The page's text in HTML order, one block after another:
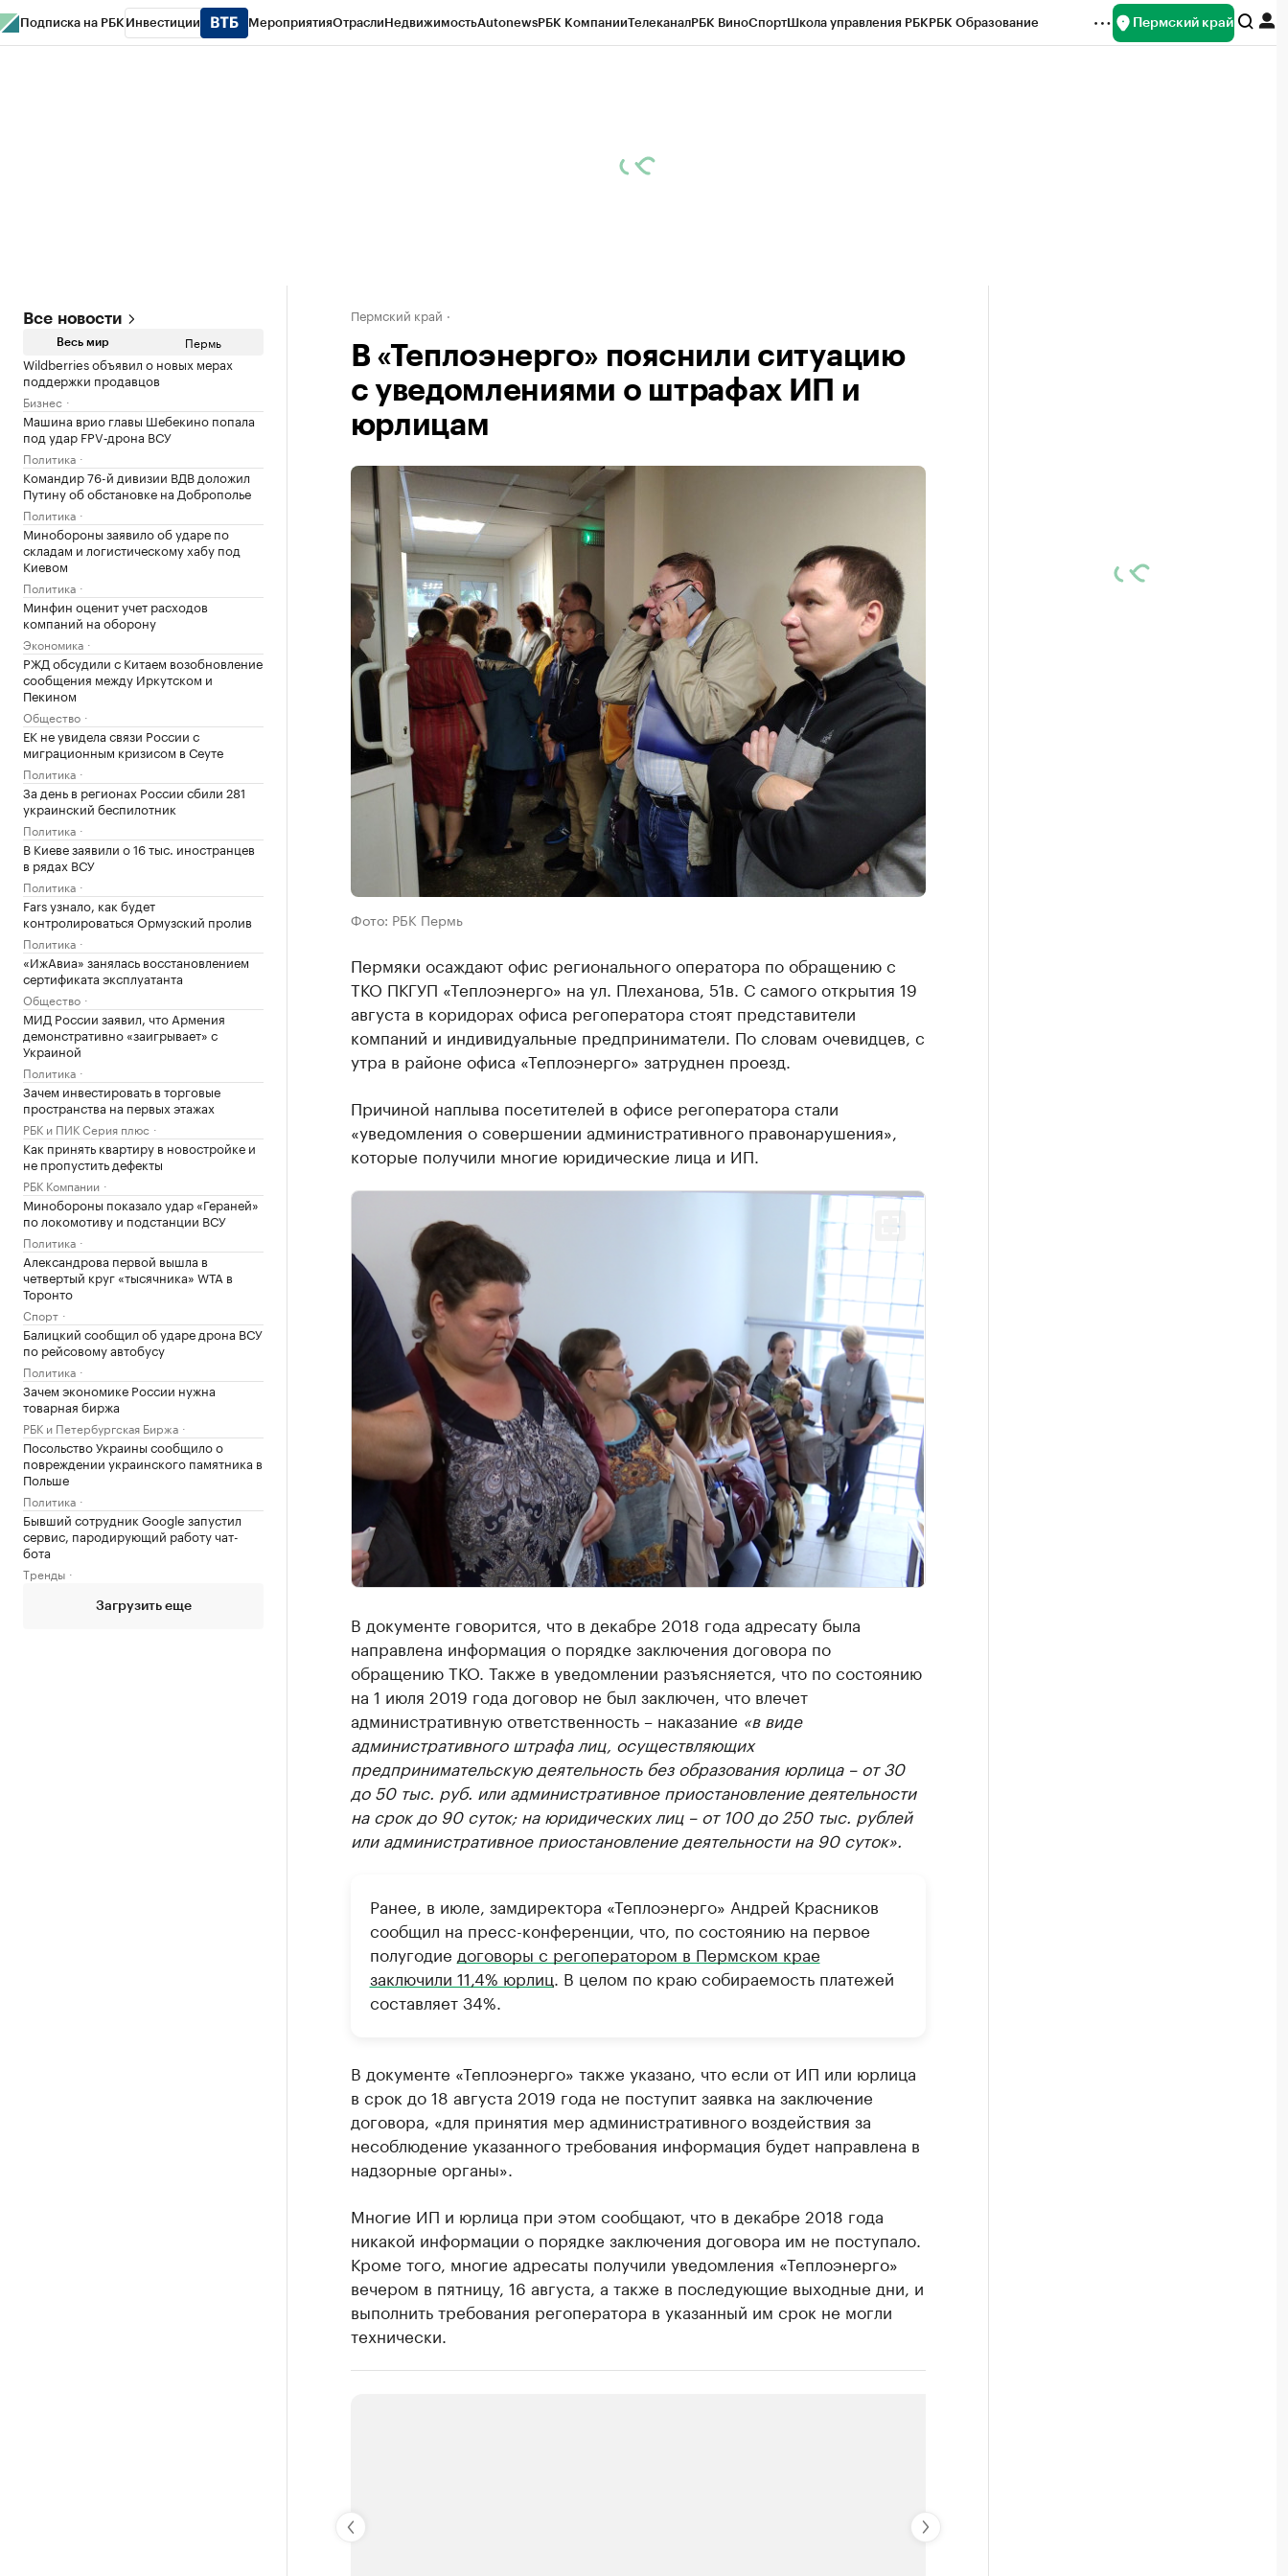
Подписка на РБК Инвестиции МероприятияОтраслиНедвижимостьAutonewsРБК КомпанииТелеканалРБК ВиноСпортШкола управления РБКРБК Образование Пермский край
Все новости
Весь мир Пермь
Wildberries объявил о новых мерах
поддержки продавцов
Бизнес
Машина врио главы Шебекино попала
под удар FPV‑дрона ВСУ
Политика
Командир 76-й дивизии ВДВ доложил
Путину об обстановке на Доброполье
Политика
Минобороны заявило об ударе по
складам и логистическому хабу под
Киевом
Политика
Минфин оценит учет расходов
компаний на оборону
Экономика
РЖД обсудили с Китаем возобновление
сообщения между Иркутском и
Пекином
Общество
ЕК не увидела связи России с
миграционным кризисом в Сеуте
Политика
За день в регионах России сбили 281
украинский беспилотник
Политика
В Киеве заявили о 16 тыс. иностранцев
в рядах ВСУ
Политика
Fars узнало, как будет
контролироваться Ормузский пролив
Политика
«ИжАвиа» занялась восстановлением
сертификата эксплуатанта
Общество
МИД России заявил, что Армения
демонстративно «заигрывает» с
Украиной
Политика
Зачем инвестировать в торговые
пространства на первых этажах
РБК и ПИК Серия плюс
Как принять квартиру в новостройке и
не пропустить дефекты
РБК Компании
Минобороны показало удар «Гераней»
по локомотиву и подстанции ВСУ
Политика
Александрова первой вышла в
четвертый круг «тысячника» WTA в
Торонто
Спорт
Балицкий сообщил об ударе дрона ВСУ
по рейсовому автобусу
Политика
Зачем экономике России нужна
товарная биржа
РБК и Петербургская Биржа
Посольство Украины сообщило о
повреждении украинского памятника в
Польше
Политика
Бывший сотрудник Google запустил
сервис, пародирующий работу чат-
бота
Тренды
Загрузить еще
Пермский край
В «Теплоэнерго» пояснили ситуацию
с уведомлениями о штрафах ИП и
юрлицам
Фото: РБК Пермь
Пермяки осаждают офис регионального оператора по обращению с
ТКО ПКГУП «Теплоэнерго» на ул. Плеханова, 51в. С самого открытия 19
августа в коридорах офиса регоператора стоят представители
компаний и индивидуальные предприниматели. По словам очевидцев, с
утра в районе офиса «Теплоэнерго» затруднен проезд.
Причиной наплыва посетителей в офисе регоператора стали
«уведомления о совершении административного правонарушения»,
которые получили многие юридические лица и ИП.
В документе говорится, что в декабре 2018 года адресату была
направлена информация о порядке заключения договора по
обращению ТКО. Также в уведомлении разъясняется, что по состоянию
на 1 июля 2019 года договор не был заключен, что влечет
административную ответственность – наказание «в виде
административного штрафа лиц, осуществляющих
предпринимательскую деятельность без образования юрлица – от 30
до 50 тыс. руб. или административное приостановление деятельности
на срок до 90 суток; на юридических лиц – от 100 до 250 тыс. рублей
или административное приостановление деятельности на 90 суток».
Ранее, в июле, замдиректора «Теплоэнерго» Андрей Красников
сообщил на пресс-конференции, что, по состоянию на первое
полугодие договоры с регоператором в Пермском крае
заключили 11,4% юрлиц . В целом по краю собираемость платежей
составляет 34%.
В документе «Теплоэнерго» также указано, что если от ИП или юрлица
в срок до 18 августа 2019 года не поступит заявка на заключение
договора, «для принятия мер административного воздействия за
несоблюдение указанного требования информация будет направлена в
надзорные органы».
Многие ИП и юрлица при этом сообщают, что в декабре 2018 года
никакой информации о порядке заключения договора им не поступало.
Кроме того, многие адресаты получили уведомления «Теплоэнерго»
вечером в пятницу, 16 августа, а также в последующие выходные дни, и
выполнить требования регоператора в указанный им срок не могли
технически.